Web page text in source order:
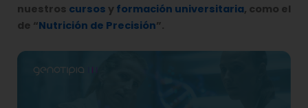
nuestros cursos y formación universitaria, como el
de “Nutrición de Precisión”.